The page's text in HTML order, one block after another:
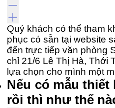
Quý khách có thể tham
phục có sẵn tại website
đến trực tiếp văn phòng
chỉ 21/6 Lê Thị Hà, Thới
lựa chọn cho mình một
Nếu có mẫu thiết
rồi thì như thế